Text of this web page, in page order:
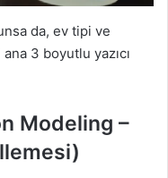
da, ev tipi ve
3 boyutlu yazıcı
Modeling –